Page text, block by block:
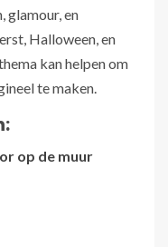
glamour, en
Halloween, en
kan helpen om
te maken.
op de muur